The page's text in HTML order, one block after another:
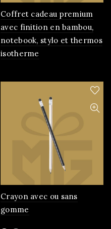
page
du
produit
Coffret cadeau premium
avec finition en bambou,
notebook, stylo et thermos
isotherme
Crayon avec ou sans
gomme